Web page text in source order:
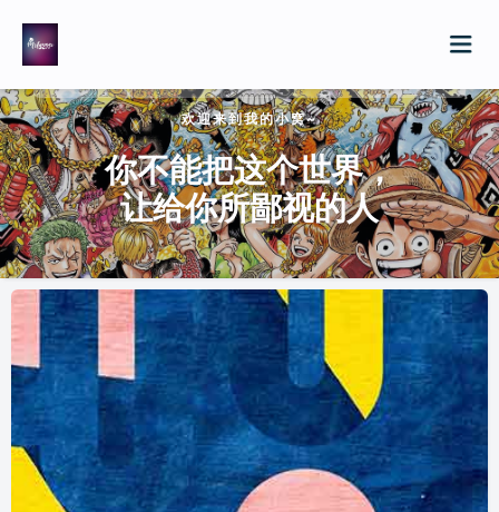
自由行
归档
欢迎来到我的小窝~
你不能把这个世界，
让给你所鄙视的人